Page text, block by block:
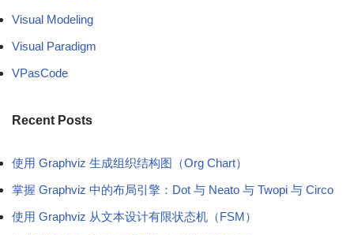
Visual Modeling
Visual Paradigm
VPasCode
Recent Posts
使用 Graphviz 生成组织结构图（Org Chart）
掌握 Graphviz 中的布局引擎：Dot 与 Neato 与 Twopi 与 Circo
使用 Graphviz 从文本设计有限状态机（FSM）